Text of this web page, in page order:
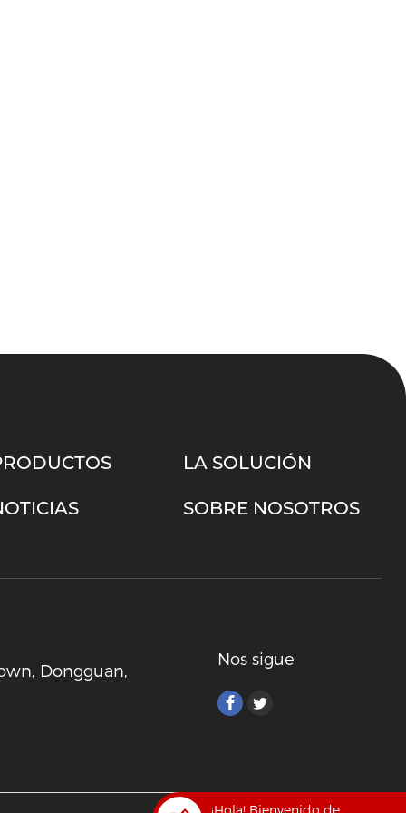
¡Hola! Bienvenido de
LA SOLUCIÓN
SOBRE NOSOTROS
Dongguan,
Nos sigue